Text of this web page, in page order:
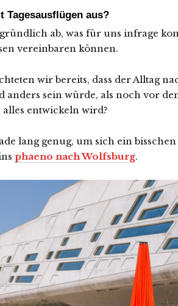
Tagesausflügen aus?
ab, was für uns infrage
vereinbaren können.
wir bereits, dass der Alltag
anders sein würde, als noch vor
entwickeln wird?
lang genug, um sich ein
phaeno nach Wolfsburg.